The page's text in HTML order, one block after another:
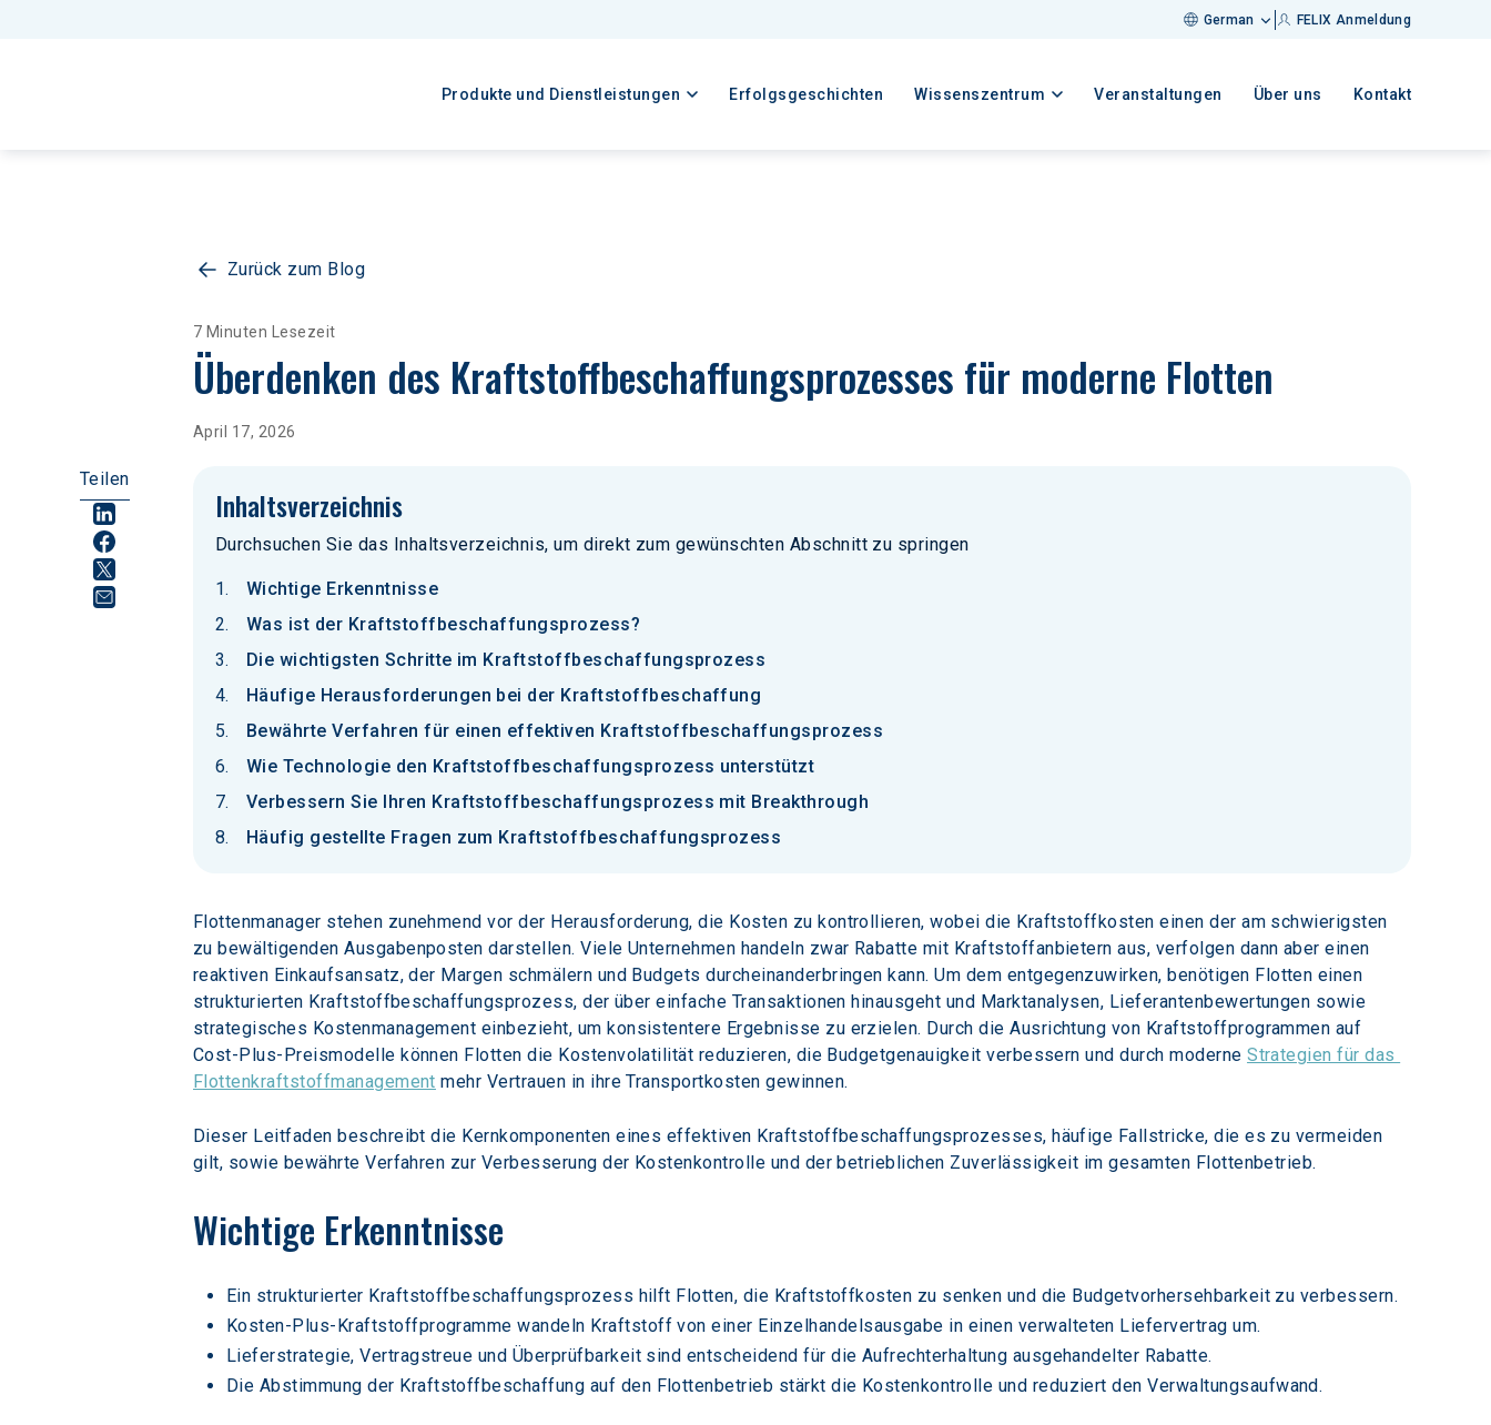
German FELIX Anmeldung
Produkte und Dienstleistungen Erfolgsgeschichten Wissenszentrum Veranstaltungen Über uns Kontakt
Zurück zum Blog
7 Minuten Lesezeit
Überdenken des Kraftstoffbeschaffungsprozesses für moderne Flotten
April 17, 2026
Teilen
Inhaltsverzeichnis
Durchsuchen Sie das Inhaltsverzeichnis, um direkt zum gewünschten Abschnitt zu springen
Wichtige Erkenntnisse
Was ist der Kraftstoffbeschaffungsprozess?
Die wichtigsten Schritte im Kraftstoffbeschaffungsprozess
Häufige Herausforderungen bei der Kraftstoffbeschaffung
Bewährte Verfahren für einen effektiven Kraftstoffbeschaffungsprozess
Wie Technologie den Kraftstoffbeschaffungsprozess unterstützt
Verbessern Sie Ihren Kraftstoffbeschaffungsprozess mit Breakthrough
Häufig gestellte Fragen zum Kraftstoffbeschaffungsprozess
Flottenmanager stehen zunehmend vor der Herausforderung, die Kosten zu kontrollieren, wobei die Kraftstoffkosten einen der am schwierigsten
zu bewältigenden Ausgabenposten darstellen. Viele Unternehmen handeln zwar Rabatte mit Kraftstoffanbietern aus, verfolgen dann aber einen
reaktiven Einkaufsansatz, der Margen schmälern und Budgets durcheinanderbringen kann. Um dem entgegenzuwirken, benötigen Flotten einen
strukturierten Kraftstoffbeschaffungsprozess, der über einfache Transaktionen hinausgeht und Marktanalysen, Lieferantenbewertungen sowie
strategisches Kostenmanagement einbezieht, um konsistentere Ergebnisse zu erzielen. Durch die Ausrichtung von Kraftstoffprogrammen auf
Cost-Plus-Preismodelle können Flotten die Kostenvolatilität reduzieren, die Budgetgenauigkeit verbessern und durch moderne Strategien für das
Flottenkraftstoffmanagement mehr Vertrauen in ihre Transportkosten gewinnen.
Dieser Leitfaden beschreibt die Kernkomponenten eines effektiven Kraftstoffbeschaffungsprozesses, häufige Fallstricke, die es zu vermeiden
gilt, sowie bewährte Verfahren zur Verbesserung der Kostenkontrolle und der betrieblichen Zuverlässigkeit im gesamten Flottenbetrieb.
Wichtige Erkenntnisse
Ein strukturierter Kraftstoffbeschaffungsprozess hilft Flotten, die Kraftstoffkosten zu senken und die Budgetvorhersehbarkeit zu verbessern.
Kosten-Plus-Kraftstoffprogramme wandeln Kraftstoff von einer Einzelhandelsausgabe in einen verwalteten Liefervertrag um.
Lieferstrategie, Vertragstreue und Überprüfbarkeit sind entscheidend für die Aufrechterhaltung ausgehandelter Rabatte.
Die Abstimmung der Kraftstoffbeschaffung auf den Flottenbetrieb stärkt die Kostenkontrolle und reduziert den Verwaltungsaufwand.